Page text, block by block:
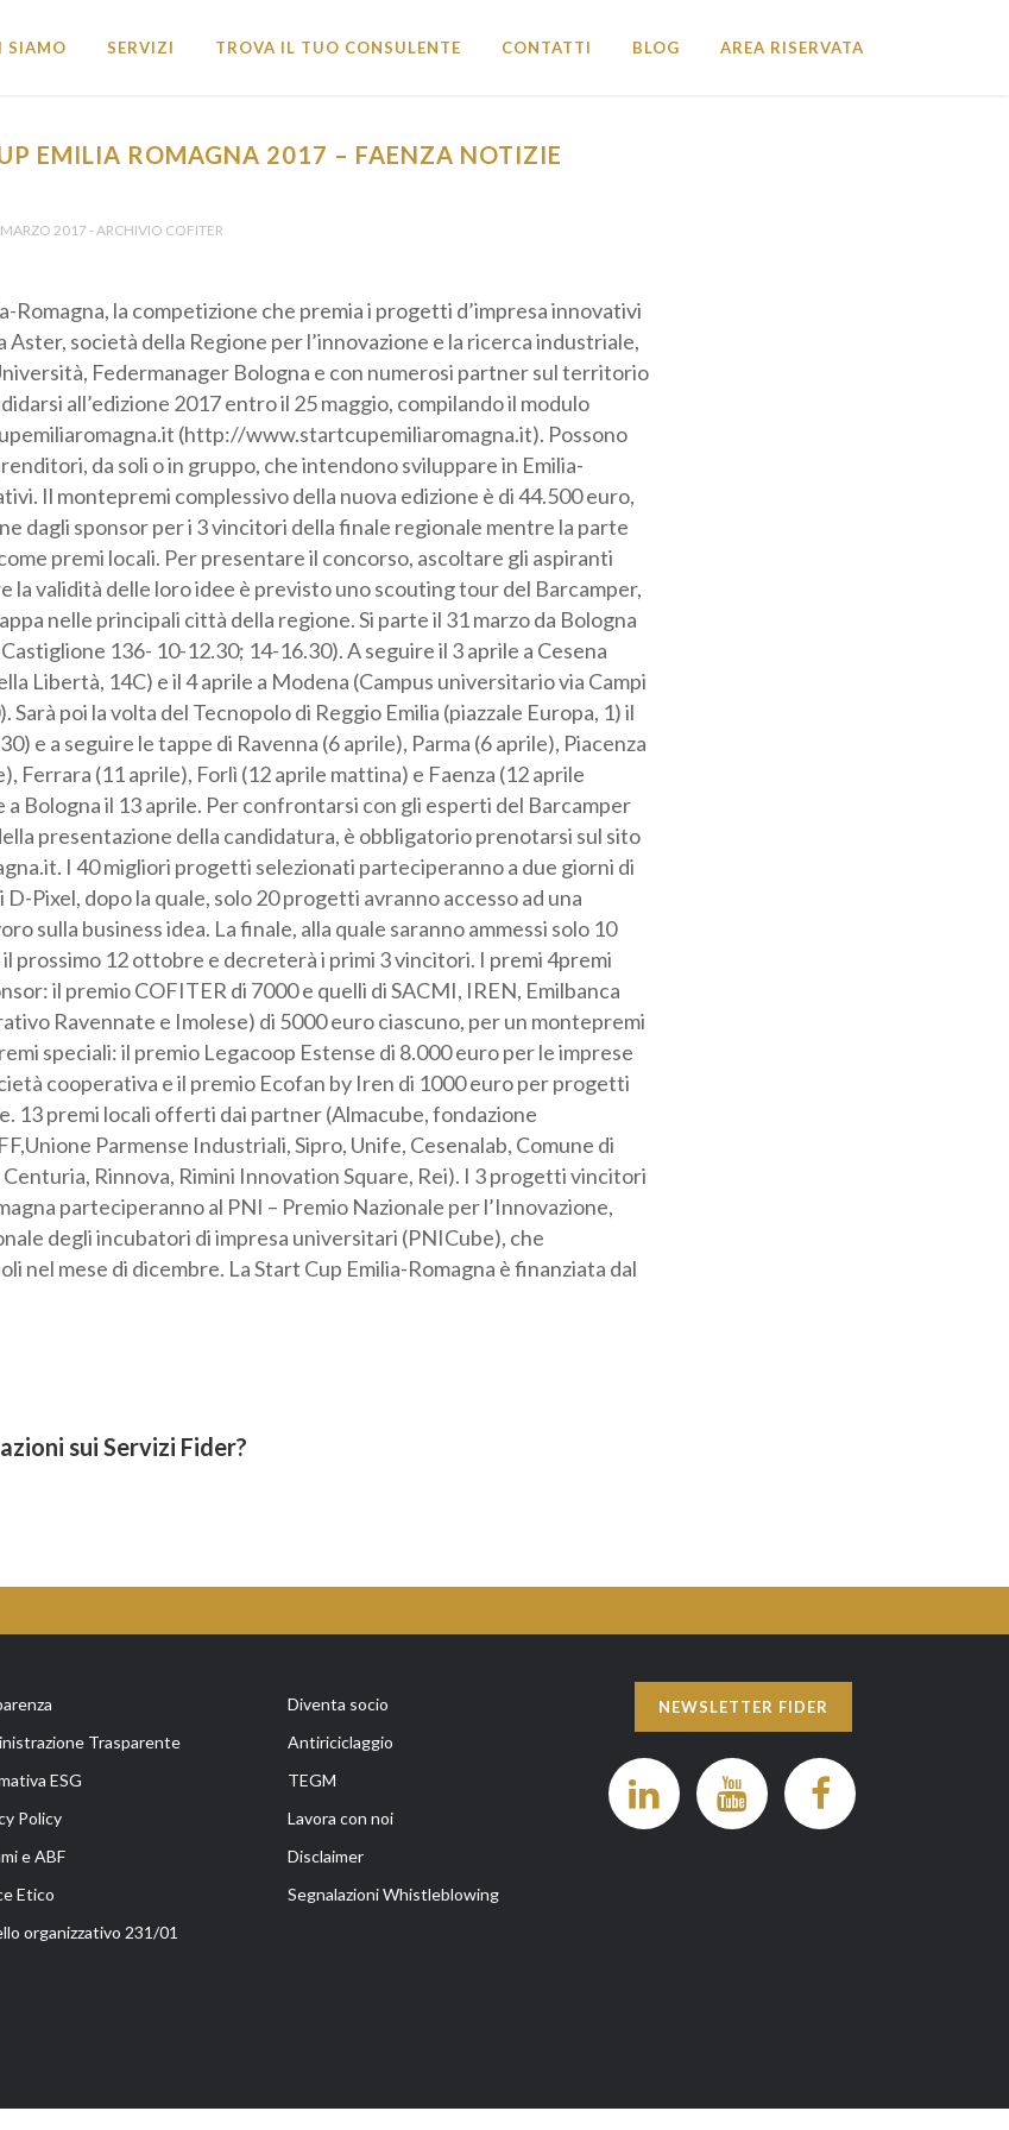
SIAMO SERVIZI TROVA IL TUO CONSULENTE CONTATTI BLOG AREA RISERVATA
EMILIA ROMAGNA 2017 – FAENZA NOTIZIE
2017 - ARCHIVIO COFITER
Romagna, la competizione che premia i progetti d’impresa
da Aster, società della Regione per l’innovazione e la ricerca
con le Università, Federmanager Bologna e con numerosi partner
candidarsi all’edizione 2017 entro il 25 maggio, compilando il
startcupemiliaromagna.it (http://www.startcupemiliaromagna.it).
imprenditori, da soli o in gruppo, che intendono sviluppare in
Il montepremi complessivo della nuova edizione è di
a disposizione dagli sponsor per i 3 vincitori della finale regionale
assegnata come premi locali. Per presentare il concorso,
ed esaminare la validità delle loro idee è previsto uno
l’ufficio mobile che farà tappa nelle principali città della regione.
(Le Serre dei giardini, Via Castiglione 136- 10-12.30; 14-16.30).
(Cesenalab, Via Martiri della Libertà, 14C) e il 4 aprile a Modena
183 – 10-12.30; 14-16.30). Sarà poi la volta del Tecnopolo di
1) il 5 aprile (10-12.30; 14-16.30) e a seguire le tappe di
aprile), Piacenza (7 aprile), Rimini (10 aprile), Ferrara (11 aprile),
(12 aprile pomeriggio) per chiudere a Bologna il 13 aprile. Per
del Barcamper sulla propria idea, prima della presentazione della
prenotarsi sul sito www.startcupemiliaromagna.it. I 40 migliori
a due giorni di formazione con esperti di D-Pixel, dopo la
accesso ad una settimana intensiva di lavoro sulla business
ammessi solo 10 gruppi, si terrà a Bologna il prossimo 12
3 vincitori. I premi 4premi regionali offerti dagli sponsor: il premio
SACMI, IREN, Emilbanca (Banca di Credito Cooperativo
euro ciascuno, per un montepremi totale di 22.000 euro. 2 premi
Estense di 8.000 euro per le imprese che si costituiranno in società
by Iren di 1000 euro per progetti di sostenibilità ambientale. 13
(Almacube, fondazione Democenter, APS ON-OFF,Unione
Unife, Cesenalab, Comune di Ravenna, Piacenza Expo, Centuria,
Square, Rei). I 3 progetti vincitori della StartCup Emilia-Romagna
Nazionale per l’Innovazione, promosso dalla rete nazionale
universitari (PNICube), che quest’anno si terrà a Napoli nel mese di
Romagna è finanziata dal Fondo Sociale Europeo.
sui Servizi Fider?
Trasparente
ESG
Policy
e ABF
Etico
organizzativo 231/01
Diventa socio
Antiriciclaggio
TEGM
Lavora con noi
Disclaimer
Segnalazioni Whistleblowing
NEWSLETTER FIDER
*
il trattamento dei miei dati personali *
D.Lgs. 196/2003 e del Regolamento (UE) 2016/679 GDPR
sulla Privacy